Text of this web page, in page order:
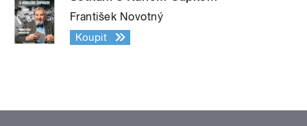
František Novotný
Koupit